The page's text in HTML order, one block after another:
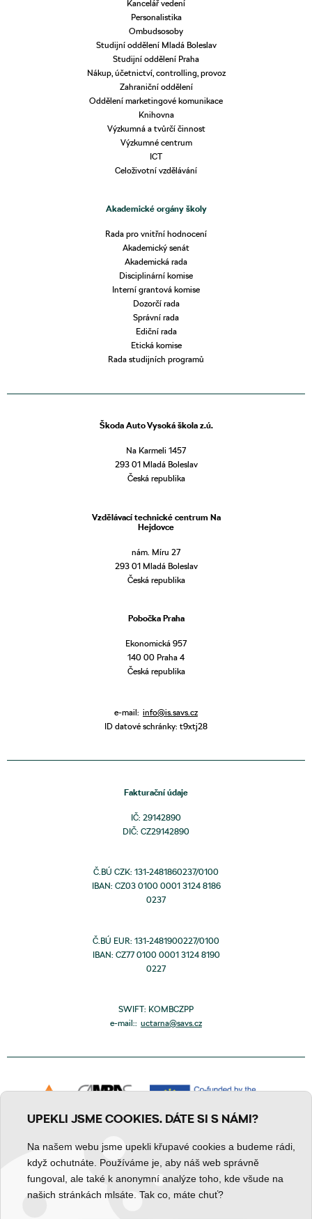
Kancelář vedení
Personalistika
Ombudsosoby
Studijní oddělení Mladá Boleslav
Studijní oddělení Praha
Nákup, účetnictví, controlling, provoz
Zahraniční oddělení
Oddělení marketingové komunikace
Knihovna
Výzkumná a tvůrčí činnost
Výzkumné centrum
ICT
Celoživotní vzdělávání
Akademické orgány školy
Rada pro vnitřní hodnocení
Akademický senát
Akademická rada
Disciplinární komise
Interní grantová komise
Dozorčí rada
Správní rada
Ediční rada
Etická komise
Rada studijních programů
Škoda Auto Vysoká škola z.ú.
Na Karmeli 1457
293 01 Mladá Boleslav
Česká republika
Vzdělávací technické centrum Na
Hejdovce
nám. Míru 27
293 01 Mladá Boleslav
Česká republika
Pobočka Praha
Ekonomická 957
140 00 Praha 4
Česká republika
e-mail: info@is.savs.cz
ID datové schránky: t9xtj28
Fakturační údaje
IČ: 29142890
DIČ: CZ29142890
Č.BÚ CZK: 131-2481860237/0100
IBAN: CZ03 0100 0001 3124 8186
0237
Č.BÚ EUR: 131-2481900227/0100
IBAN: CZ77 0100 0001 3124 8190
0227
SWIFT: KOMBCZPP
e-mail:: uctarna@savs.cz
Zpracování osobních údajů Prohlášení o obsahu
UPEKLI JSME COOKIES. DÁTE SI S NÁMI?
Na našem webu jsme upekli křupavé cookies a budeme rádi,
když ochutnáte. Používáme je, aby náš web správně
fungoval, ale také k anonymní analýze toho, kde všude na
našich stránkách mlsáte. Tak co, máte chuť?